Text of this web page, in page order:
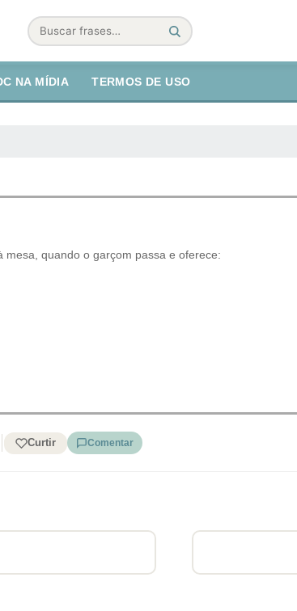
Buscar
NA MÍDIA TERMOS DE USO
quando o garçom passa e oferece:
Curtir Comentar